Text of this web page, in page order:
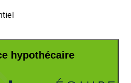
hypothécaire